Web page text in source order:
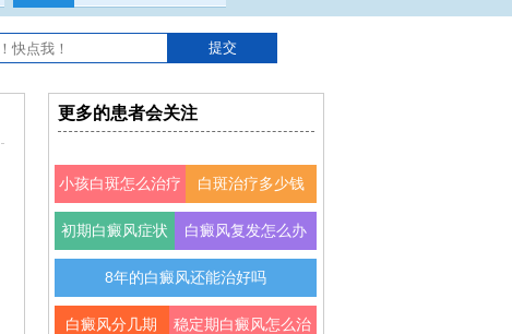
更多的患者会关注
小孩白斑怎么治疗 白斑治疗多少钱
初期白癜风症状 白癜风复发怎么办
8年的白癜风还能治好吗
白癜风分几期 稳定期白癜风怎么治